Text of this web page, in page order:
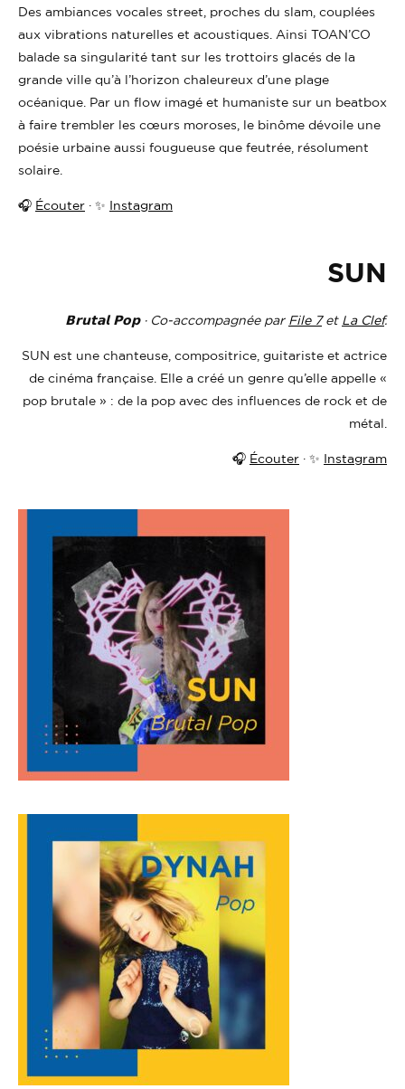
Des ambiances vocales street, proches du slam, couplées
aux vibrations naturelles et acoustiques. Ainsi TOAN’CO
balade sa singularité tant sur les trottoirs glacés de la
grande ville qu’à l’horizon chaleureux d’une plage
océanique. Par un flow imagé et humaniste sur un beatbox
à faire trembler les cœurs moroses, le binôme dévoile une
poésie urbaine aussi fougueuse que feutrée, résolument
solaire.
🎧 Écouter · ✨ Instagram
SUN
𝗕𝗿𝘂𝘁𝗮𝗹 𝗣𝗼𝗽 · Co-accompagnée par File 7et La Clef.
SUN est une chanteuse, compositrice, guitariste et actrice
de cinéma française. Elle a créé un genre qu’elle appelle «
pop brutale » : de la pop avec des influences de rock et de
métal.
🎧 Écouter · ✨ Instagram